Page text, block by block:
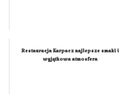
Restauracja Karpacz najlepsze smaki i
wyjątkowa atmosfera